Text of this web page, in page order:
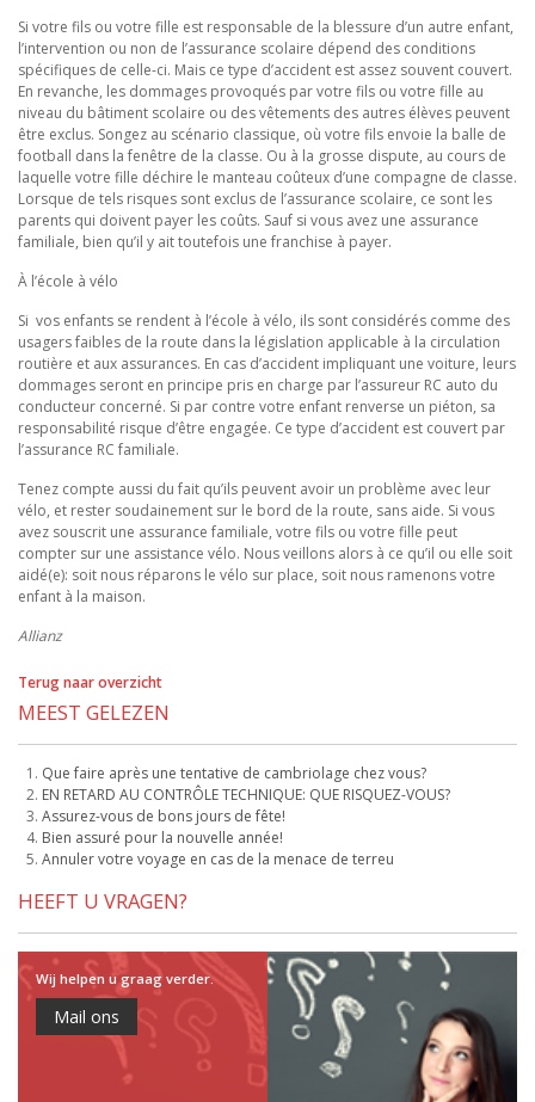
Si votre fils ou votre fille est responsable de la blessure d’un autre enfant,
l’intervention ou non de l’assurance scolaire dépend des conditions
spécifiques de celle-ci. Mais ce type d’accident est assez souvent couvert.
En revanche, les dommages provoqués par votre fils ou votre fille au
niveau du bâtiment scolaire ou des vêtements des autres élèves peuvent
être exclus. Songez au scénario classique, où votre fils envoie la balle de
football dans la fenêtre de la classe. Ou à la grosse dispute, au cours de
laquelle votre fille déchire le manteau coûteux d’une compagne de classe.
Lorsque de tels risques sont exclus de l’assurance scolaire, ce sont les
parents qui doivent payer les coûts. Sauf si vous avez une assurance
familiale, bien qu’il y ait toutefois une franchise à payer.
À l’école à vélo
Si vos enfants se rendent à l’école à vélo, ils sont considérés comme des
usagers faibles de la route dans la législation applicable à la circulation
routière et aux assurances. En cas d’accident impliquant une voiture, leurs
dommages seront en principe pris en charge par l’assureur RC auto du
conducteur concerné. Si par contre votre enfant renverse un piéton, sa
responsabilité risque d’être engagée. Ce type d’accident est couvert par
l’assurance RC familiale.
Tenez compte aussi du fait qu’ils peuvent avoir un problème avec leur
vélo, et rester soudainement sur le bord de la route, sans aide. Si vous
avez souscrit une assurance familiale, votre fils ou votre fille peut
compter sur une assistance vélo. Nous veillons alors à ce qu’il ou elle soit
aidé(e): soit nous réparons le vélo sur place, soit nous ramenons votre
enfant à la maison.
Allianz
Terug naar overzicht
MEEST GELEZEN
Que faire après une tentative de cambriolage chez vous?
EN RETARD AU CONTRÔLE TECHNIQUE: QUE RISQUEZ-VOUS?
Assurez-vous de bons jours de fête!
Bien assuré pour la nouvelle année!
Annuler votre voyage en cas de la menace de terreu
HEEFT U VRAGEN?
Wij helpen u graag verder.
Mail ons